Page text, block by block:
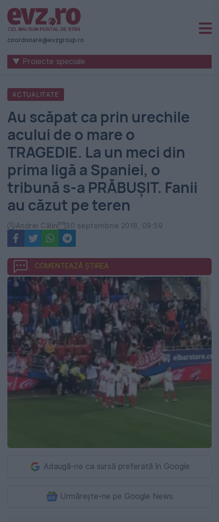
Știri
naționale
internaționale
România
-
Evenimentul
Zilei
coordonare@evzgroup.ro
▼ Proiecte speciale
ACTUALITATE
Au scăpat ca prin urechile
acului de o mare o
TRAGEDIE. La un meci din
prima ligă a Spaniei, o
tribună s-a PRĂBUȘIT. Fanii
au căzut pe teren
Andrei Călin 30 septembrie 2018, 09:59
COMENTEAZĂ ȘTIREA
Adaugă-ne ca sursă preferată în Google
Urmărește-ne pe Google News